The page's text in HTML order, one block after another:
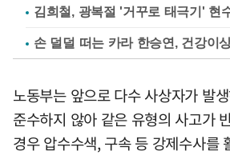
김희철, 광복절 '거꾸로 태극기' 현
손 덜덜 떠는 카라 한승연, 건강이
노동부는 앞으로 다수 사상자가 발
준수하지 않아 같은 유형의 사고가
경우 압수수색, 구속 등 강제수사를